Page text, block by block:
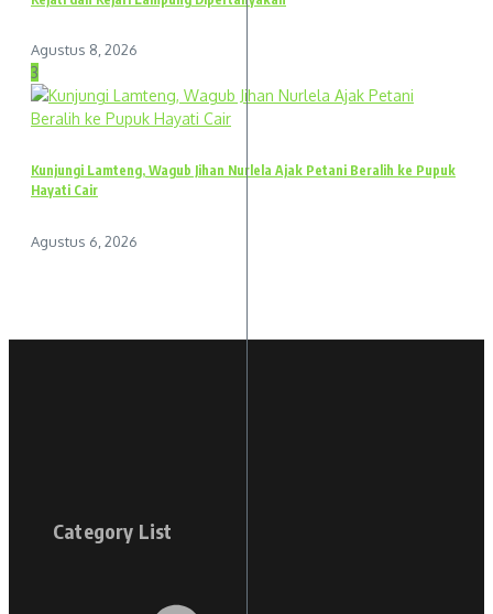
Agustus 8, 2026
3
Kunjungi Lamteng, Wagub Jihan Nurlela Ajak Petani Beralih ke Pupuk
Hayati Cair
Agustus 6, 2026
Category List